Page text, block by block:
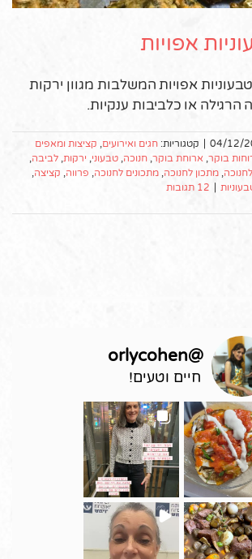
אפויות
אפויות המשלבות מגוון ירקות
הרגילה או כלביבות ענקיות.
04/12/
| קטגוריות: חגים ואירועים קציצות ומאפים
בוקר ארוחת בוקר חנוכה טבעוני ירקות לביבה
מתכון לחנוכה מתכונים לחנוכה פרווה קציצה
| 12 תגובות
@
orlycohen
חיים וטעים!